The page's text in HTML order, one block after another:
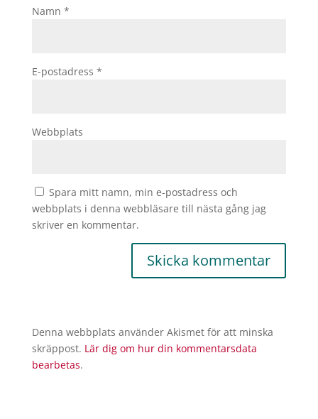
Namn *
E-postadress *
Webbplats
Spara mitt namn, min e-postadress och
webbplats i denna webbläsare till nästa gång jag
skriver en kommentar.
Denna webbplats använder Akismet för att minska
skräppost. Lär dig om hur din kommentarsdata
bearbetas.